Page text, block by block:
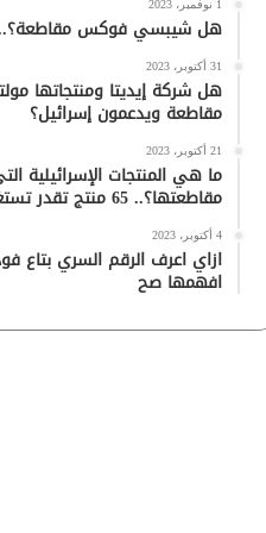
1 نوفمبر، 2023
هل شيبسي فوكس مقاطعة؟..
31 أكتوبر، 2023
هل شركة إيديتا ومنتجاتها
مقاطعة ويدعمون إسرائيل؟
21 أكتوبر، 2023
ما هي المنتجات الإسرائيلية
مقاطعتها؟.. 65 منتج تقدر تستغنى عنهم
4 أكتوبر، 2023
ازاي اعرف الرقم السري بتاع
افهمها صح